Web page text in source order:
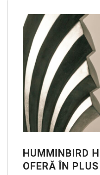
HUMMINBIRD
OFERĂ ÎN